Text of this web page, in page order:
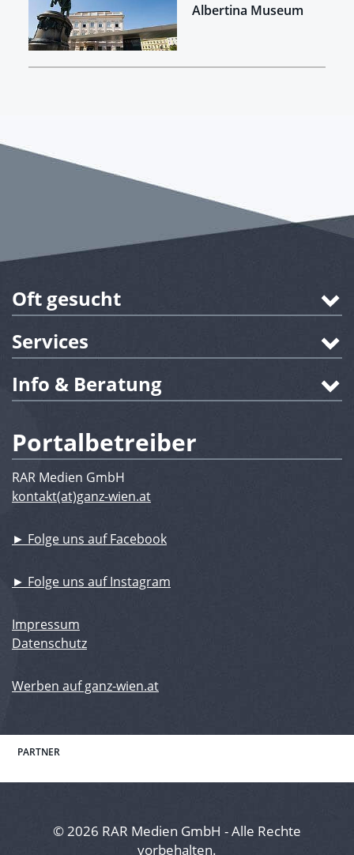
Albertina Museum
Oft gesucht
Services
Info & Beratung
Portalbetreiber
RAR Medien GmbH
kontakt(at)ganz-wien.at
► Folge uns auf Facebook
► Folge uns auf Instagram
Impressum
Datenschutz
Werben auf ganz-wien.at
PARTNER
© 2026 RAR Medien GmbH - Alle Rechte
vorbehalten.